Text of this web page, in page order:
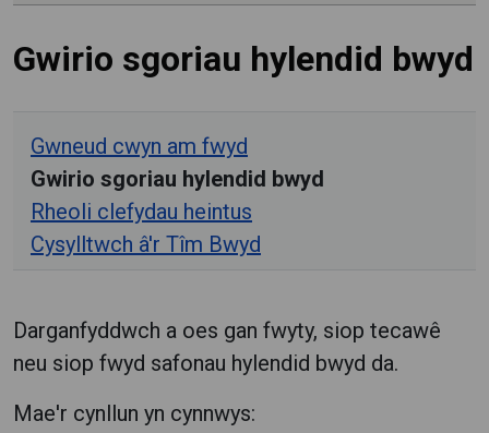
Gwirio sgoriau hylendid bwyd
Gwneud cwyn am fwyd
Gwirio sgoriau hylendid bwyd
Rheoli clefydau heintus
Cysylltwch â'r Tîm Bwyd
Darganfyddwch a oes gan fwyty, siop tecawê
neu siop fwyd safonau hylendid bwyd da.
Mae'r cynllun yn cynnwys: